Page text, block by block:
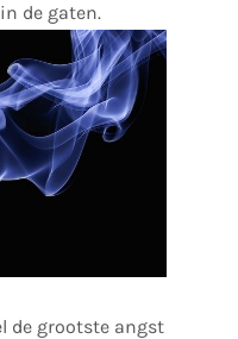
de gaten.
de grootste angst